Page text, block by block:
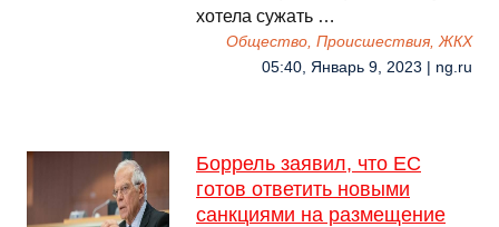
хотела сужать …
Общество, Происшествия, ЖКХ
05:40, Январь 9, 2023 | ng.ru
Боррель заявил, что ЕС
готов ответить новыми
санкциями на размещение